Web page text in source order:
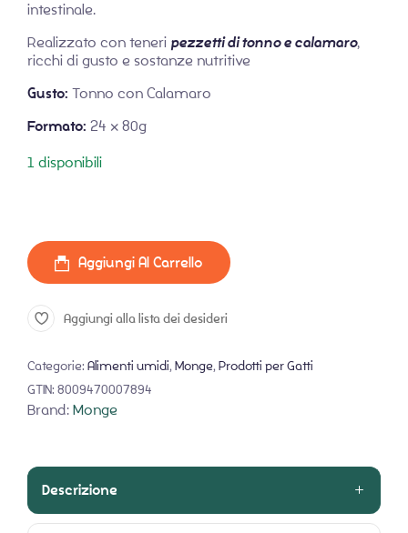
intestinale.
Realizzato con teneri pezzetti di tonno e calamaro,
ricchi di gusto e sostanze nutritive
Gusto: Tonno con Calamaro
Formato: 24 x 80g
1 disponibili
Aggiungi Al Carrello
Aggiungi alla lista dei desideri
Categorie: Alimenti umidi, Monge, Prodotti per Gatti
GTIN: 8009470007894
Brand:Monge
Descrizione